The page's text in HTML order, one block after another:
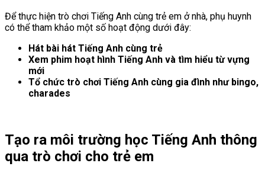
Để thực hiện trò chơi Tiếng Anh cùng trẻ em ở nhà, phụ huynh
có thể tham khảo một số hoạt động dưới đây:
Hát bài hát Tiếng Anh cùng trẻ
Xem phim hoạt hình Tiếng Anh và tìm hiểu từ vựng
mới
Tổ chức trò chơi Tiếng Anh cùng gia đình như bingo,
charades
Tạo ra môi trường học Tiếng Anh thông
qua trò chơi cho trẻ em